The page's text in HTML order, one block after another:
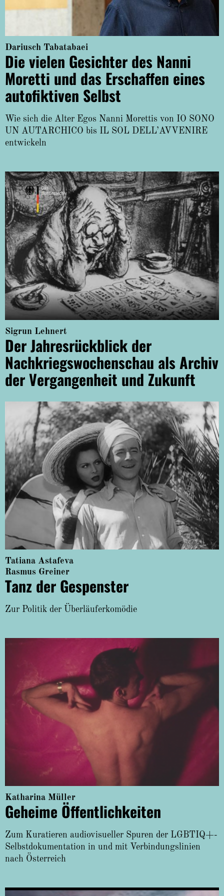
About
Dariusch Tabatabaei
Die vielen Gesichter des Nanni
Moretti und das Erschaffen eines
autofiktiven Selbst
Wie sich die Alter Egos Nanni Morettis von IO SONO
UN AUTARCHICO bis IL SOL DELL’AVVENIRE
entwickeln
Sigrun Lehnert
Der Jahresrückblick der
Nachkriegswochenschau als Archiv
der Vergangenheit und Zukunft
Tatiana Astafeva
Rasmus Greiner
Tanz der Gespenster
Zur Politik der Überläuferkomödie
Katharina Müller
Geheime Öffentlichkeiten
Zum Kuratieren audiovisueller Spuren der LGBTIQ+-
Selbstdokumentation in und mit Verbindungslinien
nach Österreich